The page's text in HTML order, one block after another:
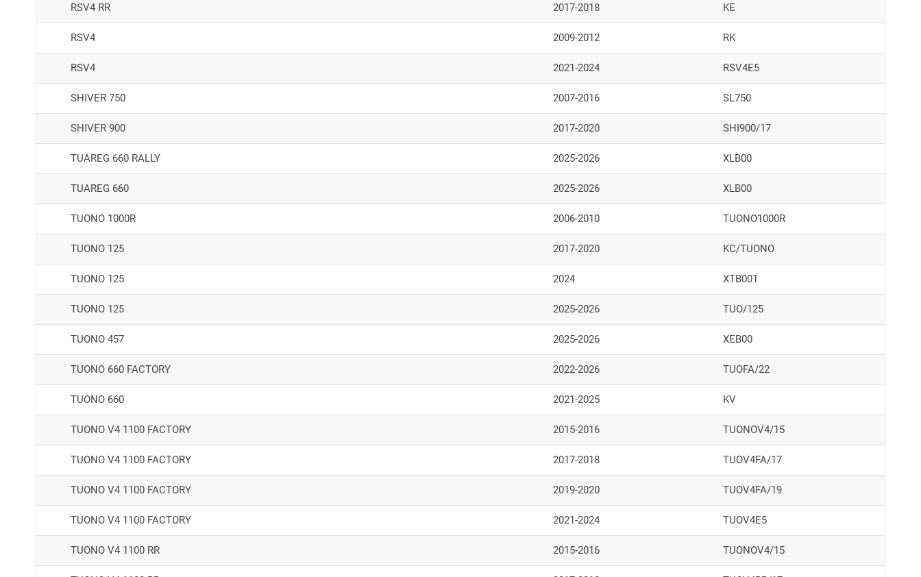
RSV4 RR 2017-2018 KE
RSV4 2009-2012 RK
RSV4 2021-2024 RSV4E5
SHIVER 750 2007-2016 SL750
SHIVER 900 2017-2020 SHI900/17
TUAREG 660 RALLY 2025-2026 XLB00
TUAREG 660 2025-2026 XLB00
TUONO 1000R 2006-2010 TUONO1000R
TUONO 125 2017-2020 KC/TUONO
TUONO 125 2024 XTB001
TUONO 125 2025-2026 TUO/125
TUONO 457 2025-2026 XEB00
TUONO 660 FACTORY 2022-2026 TUOFA/22
TUONO 660 2021-2025 KV
TUONO V4 1100 FACTORY 2015-2016 TUONOV4/15
TUONO V4 1100 FACTORY 2017-2018 TUOV4FA/17
TUONO V4 1100 FACTORY 2019-2020 TUOV4FA/19
TUONO V4 1100 FACTORY 2021-2024 TUOV4E5
TUONO V4 1100 RR 2015-2016 TUONOV4/15